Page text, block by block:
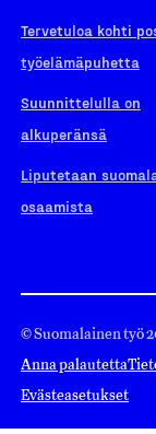
Tervetuloa kohti
työelämäpuhetta
Suunnittelulla on
alkuperänsä
Liputetaan
osaamista
© Suomalainen työ
Anna palautetta
Evästeasetukset